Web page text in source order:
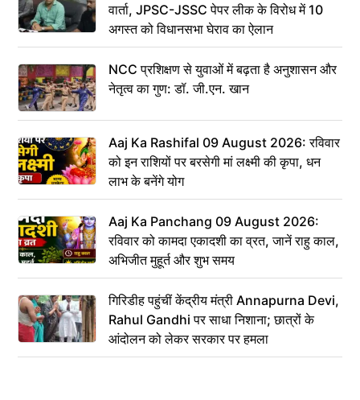
वार्ता, JPSC-JSSC पेपर लीक के विरोध में 10
अगस्त को विधानसभा घेराव का ऐलान
NCC प्रशिक्षण से युवाओं में बढ़ता है अनुशासन और
नेतृत्व का गुण: डॉ. जी.एन. खान
Aaj Ka Rashifal 09 August 2026: रविवार
को इन राशियों पर बरसेगी मां लक्ष्मी की कृपा, धन
लाभ के बनेंगे योग
Aaj Ka Panchang 09 August 2026:
रविवार को कामदा एकादशी का व्रत, जानें राहु काल,
अभिजीत मुहूर्त और शुभ समय
गिरिडीह पहुंचीं केंद्रीय मंत्री Annapurna Devi,
Rahul Gandhi पर साधा निशाना; छात्रों के
आंदोलन को लेकर सरकार पर हमला